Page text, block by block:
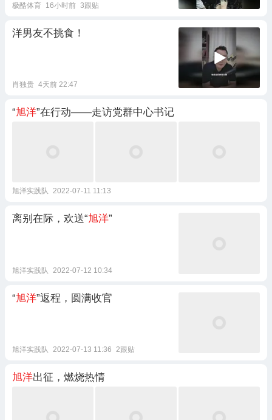
极酷体育 16小时前 3跟贴
洋男友不挑食！
肖独贵 4天前 22:47
“旭洋”在行动——走访党群中心书记
旭洋实践队 2022-07-11 11:13
离别在际，欢送“旭洋”
旭洋实践队 2022-07-12 10:34
“旭洋”返程，圆满收官
旭洋实践队 2022-07-13 11:36 2跟贴
旭洋出征，燃烧热情